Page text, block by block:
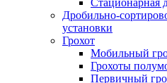
Стационарная
Дробильно-
установки
Грохот
Мобильный
Грохоты
Первичный